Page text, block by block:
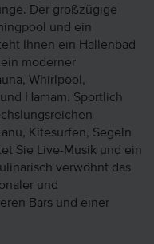
Der großzügige
und ein
Ihnen ein Hallenbad
moderner
Whirlpool,
Hamam. Sportlich
Kitesurfen, Segeln
Sie Live-Musik und ein
verwöhnt das
und
Bars und einer